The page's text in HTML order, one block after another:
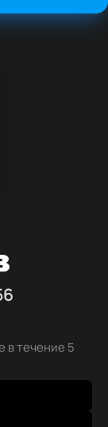
в течение 5